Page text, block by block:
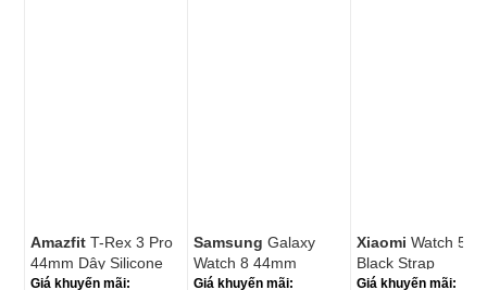
Amazfit T-Rex 3 Pro
44mm Dây Silicone
Giá khuyến mãi:
Samsung Galaxy
Watch 8 44mm
Giá khuyến mãi:
Xiaomi Watch 5
Black Strap
(BHR07WRGL)
Giá khuyến mãi: